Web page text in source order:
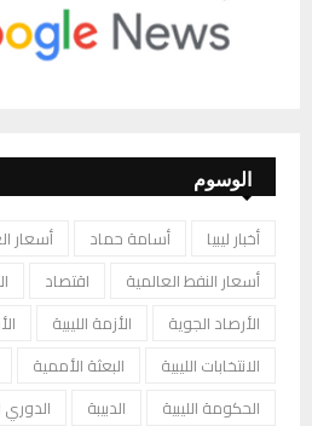
الوسوم
أخبار ليبيا أسامة حماد أسعار
أسعار النفط العالمية
اقتصاد
الأرصاد الجوية
الأزمة الليبية
الانتخابات الليبية
البعثة الأممية
الحكومة الليبية
الدبيبة
الدوري